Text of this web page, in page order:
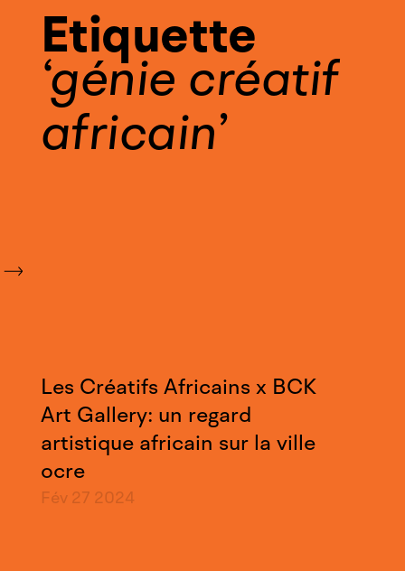
Etiquette
génie créatif
africain
Les Créatifs Africains x BCK
Art Gallery: un regard
artistique africain sur la ville
ocre
Fév 27 2024